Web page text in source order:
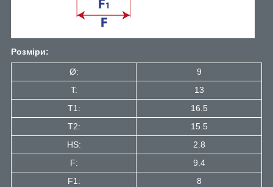
Розміри:
Ø:
9
T:
13
T1:
16.5
Т2:
15.5
HS:
2.8
F:
9.4
F1:
8